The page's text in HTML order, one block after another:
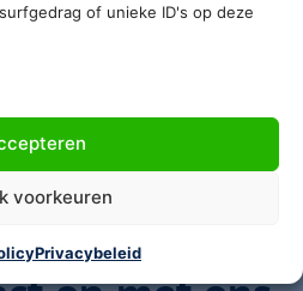
of unieke ID's op deze
voorkeuren
Privacybeleid
over
dit artikel?